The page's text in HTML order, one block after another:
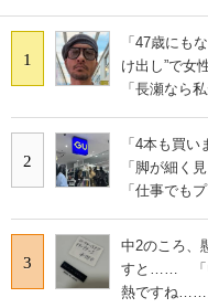
1
「47歳にも
け出し”で
「長瀬なら
2
「4本も買
「脚が細く
「仕事でも
3
中2のころ、
すと…… 「い
熱ですね……